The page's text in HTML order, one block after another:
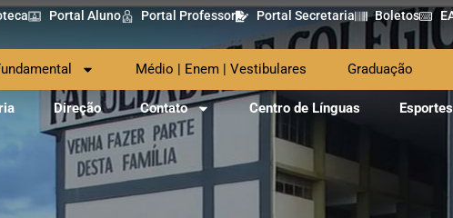
Portal Aluno Portal Professor Portal Secretaria Boletos
Médio | Enem | Vestibulares Graduação
Direção Contato Centro de Línguas